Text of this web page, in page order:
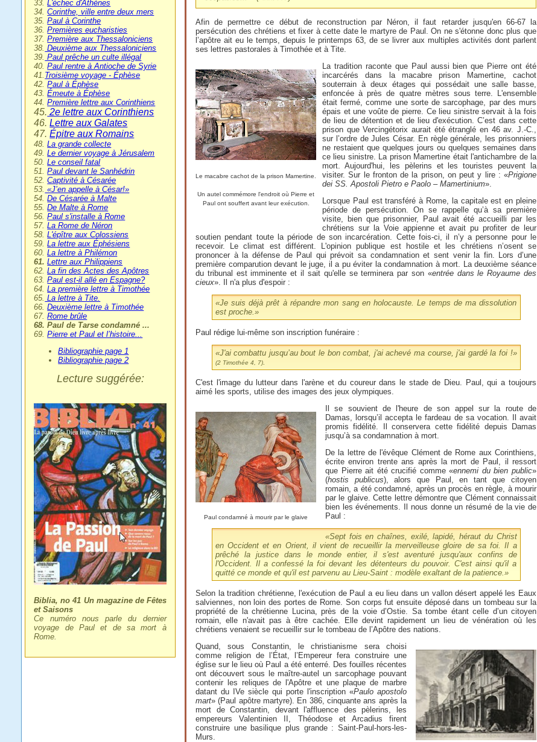
33.L'échec d'Athènes
34.Corinthe, ville entre deux mers
35.Paul à Corinthe
36.Premières eucharisties
37.Première aux Thessaloniciens
38. Deuxième aux Thessaloniciens
39. Paul prêche un culte illégal
40.Paul rentre à Antioche de Syrie
41. Troisième voyage - Éphèse
42.Paul à Éphèse
43.Émeute à Éphèse
44.Première lettre aux Corinthiens
45. 2e lettre aux Corinthiens
46.Lettre aux Galates
47.Épitre aux Romains
48.La grande collecte
49.Le dernier voyage à Jérusalem
50.Le conseil fatal
51.Paul devant le Sanhédrin
52.Captivité à Césarée
53. «J’en appelle à César!»
54.De Césarée à Malte
55.De Malte à Rome
56.Paul s'installe à Rome
57.La Rome de Néron
58.L'épître aux Colossiens
59.La lettre aux Éphésiens
60.La lettre à Philémon
61.Lettre aux Philippiens
62.La fin des Actes des Apôtres
63.Paul est-il allé en Espagne?
64.La première lettre à Timothée
65. La lettre à Tite.
66.Deuxième lettre à Timothée
67.Rome brûle
68. Paul de Tarse condamné ...
69.Pierre et Paul et l’histoire...
Bibliographie page 1
Bibliographie page 2
Lecture suggérée:
Biblia, no 41 Un magazine de Fêtes
et Saisons
Ce numéro nous parle du dernier
voyage de Paul et de sa mort à
Rome.
Afin de permettre ce début de reconstruction par Néron, il faut retarder jusqu'en 66-67 la
persécution des chrétiens et fixer à cette date le martyre de Paul. On ne s'étonne donc plus que
l’apôtre ait eu le temps, depuis le printemps 63, de se livrer aux multiples activités dont parlent
ses lettres pastorales à Timothée et à Tite.
Le macabre cachot de la prison Mamertine.
Un autel commémore l'endroit où Pierre et
Paul ont souffert avant leur exécution.
La tradition raconte que Paul aussi bien que Pierre ont été
incarcérés dans la macabre prison Mamertine, cachot
souterrain à deux étages qui possédait une salle basse,
enfoncée à près de quatre mètres sous terre. L'ensemble
était fermé, comme une sorte de sarcophage, par des murs
épais et une voûte de pierre. Ce lieu sinistre servait à la fois
de lieu de détention et de lieu d'exécution. C’est dans cette
prison que Vercingétorix aurait été étranglé en 46 av. J.-C.,
sur l’ordre de Jules César. En règle générale, les prisonniers
ne restaient que quelques jours ou quelques semaines dans
ce lieu sinistre. La prison Mamertine était l'antichambre de la
mort. Aujourd'hui, les pèlerins et les touristes peuvent la
visiter. Sur le fronton de la prison, on peut y lire : «Prigione
dei SS. Apostoli Pietro e Paolo – Mamertinium».
Lorsque Paul est transféré à Rome, la capitale est en pleine
période de persécution. On se rappelle qu’à sa première
visite, bien que prisonnier, Paul avait été accueilli par les
chrétiens sur la Voie appienne et avait pu profiter de leur
soutien pendant toute la période de son incarcération. Cette fois-ci, il n’y a personne pour le
recevoir. Le climat est différent. L'opinion publique est hostile et les chrétiens n’osent se
prononcer à la défense de Paul qui prévoit sa condamnation et sent venir la fin. Lors d’une
première comparution devant le juge, il a pu éviter la condamnation à mort. La deuxième séance
du tribunal est imminente et il sait qu'elle se terminera par son «entrée dans le Royaume des
cieux». Il n'a plus d'espoir :
«Je suis déjà prêt à répandre mon sang en holocauste. Le temps de ma dissolution
est proche.»
Paul rédige lui-même son inscription funéraire :
«J'ai combattu jusqu’au bout le bon combat, j'ai achevé ma course, j'ai gardé la foi!»
(2 Timothée 4, 7).
C'est l'image du lutteur dans l'arène et du coureur dans le stade de Dieu. Paul, qui a toujours
aimé les sports, utilise des images des jeux olympiques.
Paul condamné à mourir par le glaive
Il se souvient de l'heure de son appel sur la route de
Damas, lorsqu’il accepta le fardeau de sa vocation. Il avait
promis fidélité. Il conservera cette fidélité depuis Damas
jusqu’à sa condamnation à mort.
De la lettre de l'évêque Clément de Rome aux Corinthiens,
écrite environ trente ans après la mort de Paul, il ressort
que Pierre ait été crucifié comme «ennemi du bien public»
(hostis publicus), alors que Paul, en tant que citoyen
romain, a été condamné, après un procès en règle, à mourir
par le glaive. Cette lettre démontre que Clément connaissait
bien les événements. Il nous donne un résumé de la vie de
Paul :
«Sept fois en chaînes, exilé, lapidé, héraut du Christ
en Occident et en Orient, il vient de recueillir la merveilleuse gloire de sa foi. Il a
prêché la justice dans le monde entier, il s'est aventuré jusqu'aux confins de
l'Occident. Il a confessé la foi devant les détenteurs du pouvoir. C'est ainsi qu'il a
quitté ce monde et qu'il est parvenu au Lieu-Saint : modèle exaltant de la patience.»
Selon la tradition chrétienne, l'exécution de Paul a eu lieu dans un vallon désert appelé les Eaux
salviennes, non loin des portes de Rome. Son corps fut ensuite déposé dans un tombeau sur la
propriété de la chrétienne Lucina, près de la voie d’Ostie. Sa tombe étant celle d’un citoyen
romain, elle n'avait pas à être cachée. Elle devint rapidement un lieu de vénération où les
chrétiens venaient se recueillir sur le tombeau de l’Apôtre des nations.
Quand, sous Constantin, le christianisme sera choisi
comme religion de l’État, l’Empereur fera construire une
église sur le lieu où Paul a été enterré. Des fouilles récentes
ont découvert sous le maître-autel un sarcophage pouvant
contenir les reliques de l'Apôtre et une plaque de marbre
datant du IVe siècle qui porte l'inscription «Paulo apostolo
mart» (Paul apôtre martyre). En 386, cinquante ans après la
mort de Constantin, devant l'affluence des pèlerins, les
empereurs Valentinien II, Théodose et Arcadius firent
construire une basilique plus grande : Saint-Paul-hors-les-
Murs.